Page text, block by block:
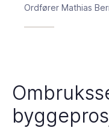
Ordfører Mathias